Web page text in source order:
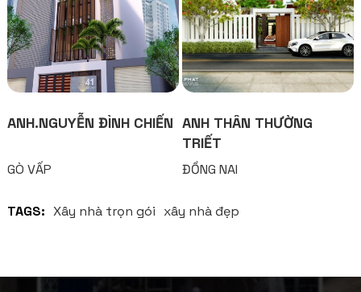
ANH.NGUYỄN ĐÌNH CHIẾN
GÒ VẤP
ANH THÂN THƯỜNG
TRIẾT
ĐỒNG NAI
TAGS: Xây nhà trọn gói xây nhà đẹp